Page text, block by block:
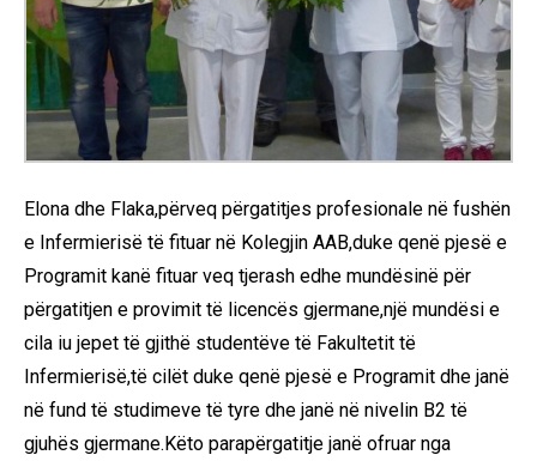
Elona dhe Flaka,përveq përgatitjes profesionale në fushën
e Infermierisë të fituar në Kolegjin AAB,duke qenë pjesë e
Programit kanë fituar veq tjerash edhe mundësinë për
përgatitjen e provimit të licencës gjermane,një mundësi e
cila iu jepet të gjithë studentëve të Fakultetit të
Infermierisë,të cilët duke qenë pjesë e Programit dhe janë
në fund të studimeve të tyre dhe janë në nivelin B2 të
gjuhës gjermane.Këto parapërgatitje janë ofruar nga